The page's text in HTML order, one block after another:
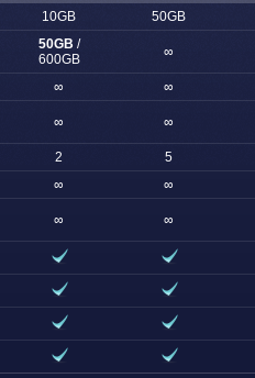
10GB 50GB
50GB /
600GB
∞
∞
∞
∞ ∞
2
5
∞
∞
∞ ∞